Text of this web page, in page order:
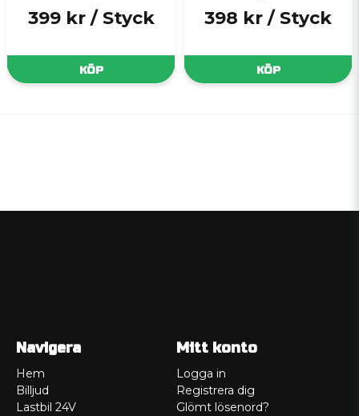
399 kr / Styck
KÖP
398 kr / Styck
KÖP
Navigera
Hem
Billjud
Lastbil 24V
Mitt konto
Logga in
Registrera dig
Glömt lösenord?